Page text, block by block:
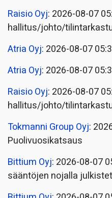
Raisio Oyj: 2026-08-07
hallitus/johto/
Atria Oyj: 2026-08-07
Atria Oyj: 2026-08-07
Raisio Oyj: 2026-08-07
hallitus/johto/
Tokmanni Group Oyj:
Puolivuosikatsaus
Bittium Oyj: 2026-08-07
sääntöjen nojalla